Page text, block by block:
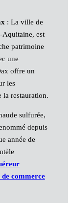
: La ville de
Aquitaine, est
patrimoine
une
offre un
les
la restauration.
sulfurée,
depuis
année de
de commerce